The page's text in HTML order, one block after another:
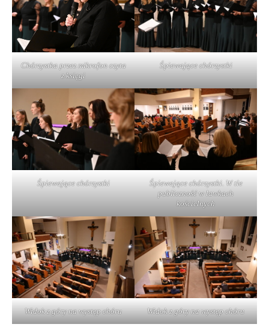
Chórzystka przez mikrofon czyta
z księgi
Śpiewające chórzystki
Śpiewające chórzystki
Śpiewające chórzystki. W tle
publiczność w ławkach
kościelnych
Widok z góry na występ chóru Widok z góry na występ chóru